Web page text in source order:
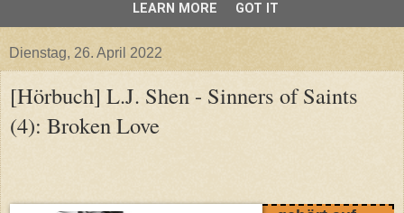
Dienstag, 26. April 2022
[Hörbuch] L.J. Shen - Sinners of Saints
(4): Broken Love
LEARN MORE GOT IT